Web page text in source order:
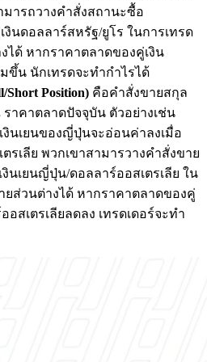
มารถวางคำสั่งสถานะซื้อ
เงินดอลลาร์สหรัฐ/ยูโร ในการเทรด
ด้ หากราคาตลาดของคู่เงิน
ขึ้น นักเทรดจะทำกำไรได้
Position) คือคำสั่งขายสกุล
ราคาตลาดปัจจุบัน ตัวอย่างเช่น
งินเยนของญี่ปุ่นจะอ่อนค่าลงเมื่อ
รเลีย พวกเขาสามารวางคำสั่งขาย
เงินเยนญี่ปุ่น/ดอลลาร์ออสเตรเลีย ใน
ส่วนต่างได้ หากราคาตลาดของคู่
อสเตรเลียลดลง เทรดเดอร์จะทำ